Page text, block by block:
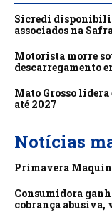
Sicredi
associados na
Motorista morre
descarregamento
Mato Grosso
até 2027
Notícias
Primavera
Consumidora
cobrança abusiva,